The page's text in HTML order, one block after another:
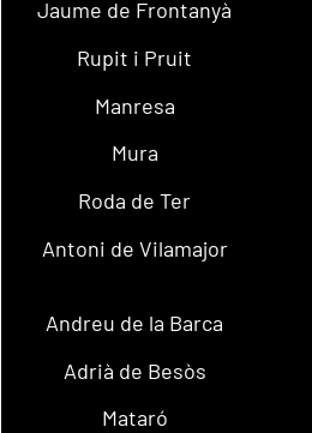
Jaume de Frontanyà
Rupit i Pruit
Manresa
Mura
Roda de Ter
Antoni de Vilamajor
Andreu de la Barca
Adrià de Besòs
Mataró